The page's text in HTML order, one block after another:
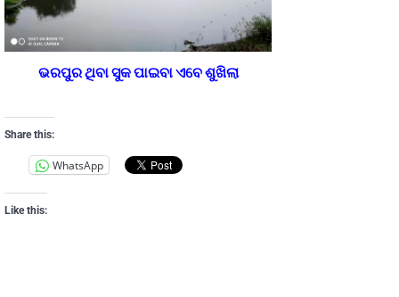
ଭରପୁର ଥିବା ସୁକ ପାଇବା ଏବେ ଶୁଖିଲା
Share this:
WhatsApp
Like this: